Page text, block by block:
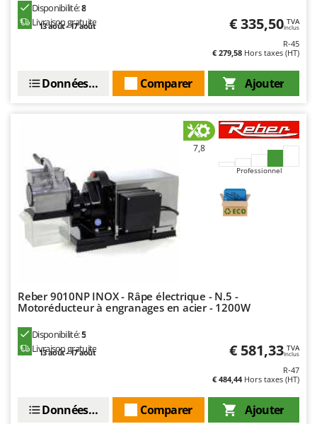
NuAir
NuovaFac
Officine Savioli
Oliviero
Omas
Ompagrill
Ooni
Oriental Koshin
Outdoorchef
Palumbo Pavi
Paterlini
Prismafood
Disponibilité:8
Livraison gratuite
13 août - 17 août € 335,50 TVA
Inclus
R-45
€ 279,58 Hors taxes (HT)
Ajouter
Comparer
Données techniques
7,8
Professionnel
Reber 9010NP INOX - Râpe électrique - N.5 -
Motoréducteur à engranages en acier - 1200W
Disponibilité:5
Livraison gratuite
13 août - 17 août € 581,33 TVA
Inclus
R-47
€ 484,44Hors taxes (HT)
Ajouter
Comparer
Données techniques